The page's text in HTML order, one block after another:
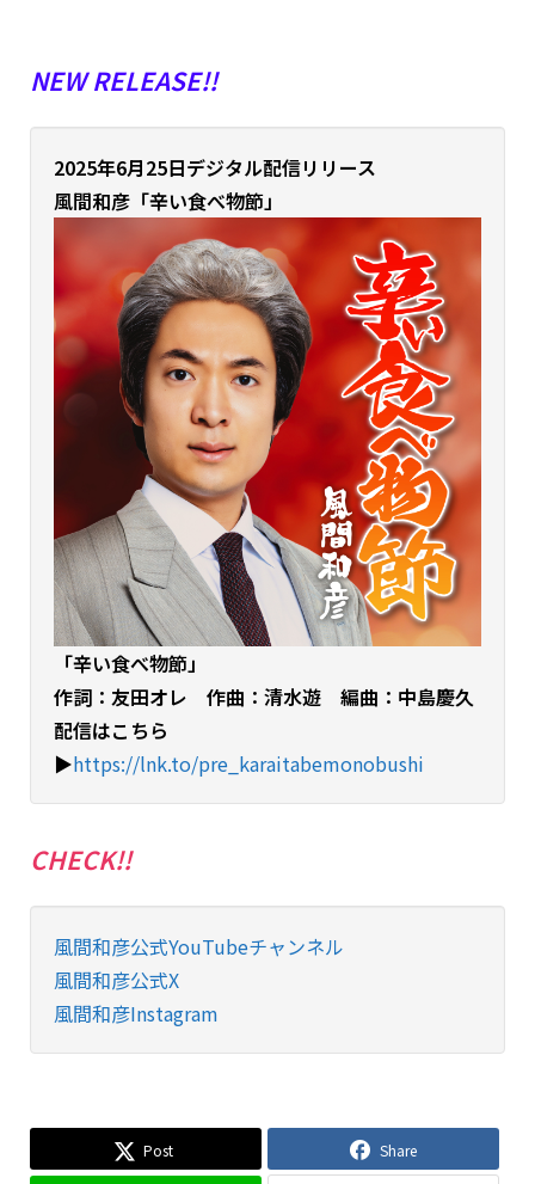
NEW RELEASE!!
2025年6月25日デジタル配信リリース
風間和彦「辛い食べ物節」
「辛い食べ物節」
作詞：友田オレ 作曲：清水遊 編曲：中島慶久
配信はこちら
▶︎https://lnk.to/pre_karaitabemonobushi
CHECK!!
風間和彦公式YouTubeチャンネル
風間和彦公式X
風間和彦Instagram
Post Share